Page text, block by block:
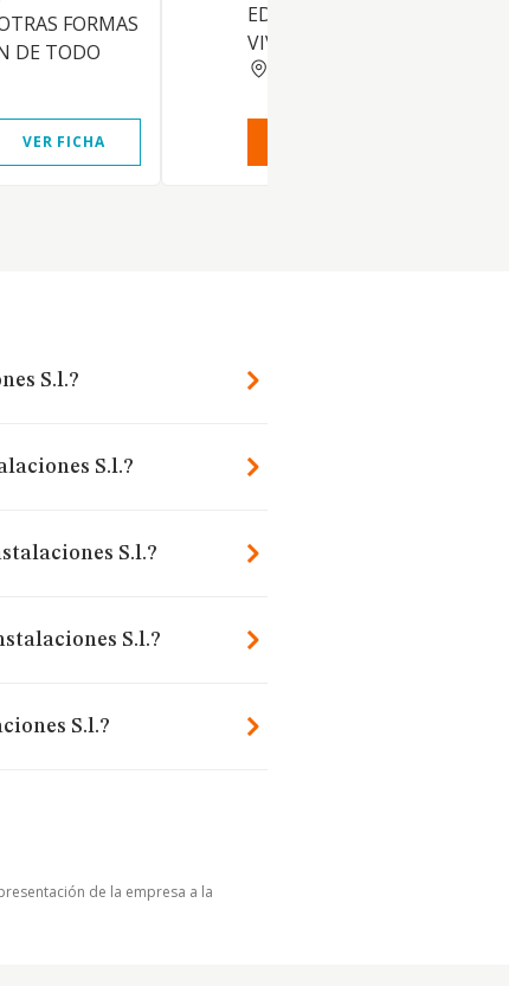
FORMAS
DE TODO
VER FICHA
EDIFICACIONES
VIVIENDAS, Y OTROS
S.l.?
S.l.?
S.l.?
S.l.?
S.l.?
de la empresa a la